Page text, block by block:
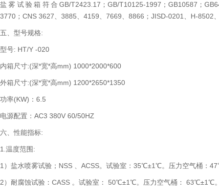
盐雾试验箱符合GB/T2423.17；GB/T10125-1997；GB10587；
3770；CNS 3627、3885、4159、7669、8866；JISD-0201、H-8502
五、型号规格:
型号: HT/Y -020
内箱尺寸:(深*宽*高mm) 1000*2000*600
外箱尺寸:(深*宽*高mm) 1200*2650*1350
功率(KW)：6.5
电源配置：AC3 380V 60/50HZ
六、性能指标:
1.温度范围:
1）盐水喷雾试验；NSS 、ACSS。试验室：35℃±1℃。压力空气桶：
2）耐腐蚀试验：CASS 。试验室： 50℃±1℃。压力空气桶： 63℃±1℃